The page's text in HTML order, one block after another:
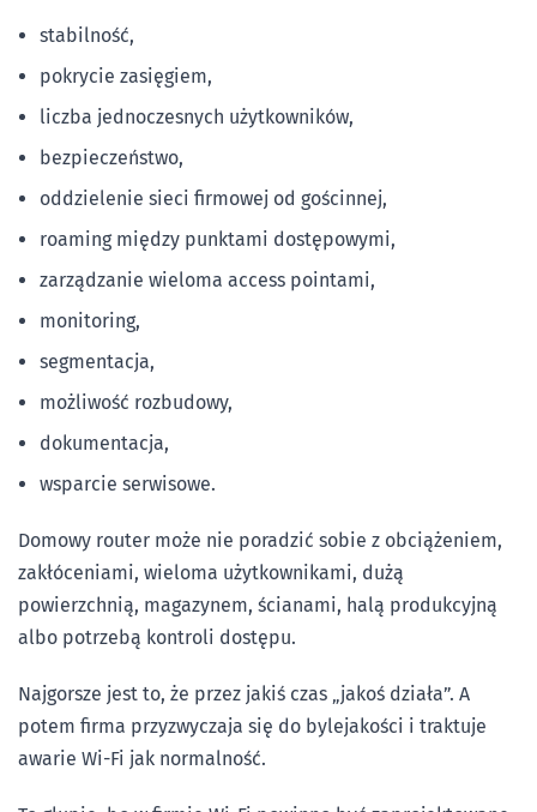
stabilność,
pokrycie zasięgiem,
liczba jednoczesnych użytkowników,
bezpieczeństwo,
oddzielenie sieci firmowej od gościnnej,
roaming między punktami dostępowymi,
zarządzanie wieloma access pointami,
monitoring,
segmentacja,
możliwość rozbudowy,
dokumentacja,
wsparcie serwisowe.
Domowy router może nie poradzić sobie z obciążeniem,
zakłóceniami, wieloma użytkownikami, dużą
powierzchnią, magazynem, ścianami, halą produkcyjną
albo potrzebą kontroli dostępu.
Najgorsze jest to, że przez jakiś czas „jakoś działa”. A
potem firma przyzwyczaja się do bylejakości i traktuje
awarie Wi-Fi jak normalność.